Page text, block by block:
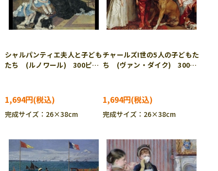
シャルパンティエ夫人と子ども
たち (ルノワール) 300ピー
1,694円
完成サイズ：26×38cm
チャールズI世の5人の子どもた
ち (ヴァン・ダイク) 300ピ
1,694円
完成サイズ：26×38cm